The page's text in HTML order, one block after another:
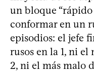
un bloque “rápido
conformar en un
episodios: el jefe
rusos en la 1, ni el
2, ni el más malo